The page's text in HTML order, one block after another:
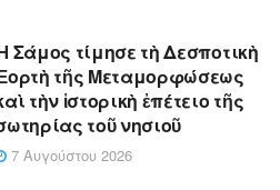
Σάμος τίμησε τὴ Δεσποτικὴ
τῆς Μεταμορφώσεως
τὴν ἱστορικὴ ἐπέτειο τῆς
τοῦ νησιοῦ
7 Αυγούστου 2026